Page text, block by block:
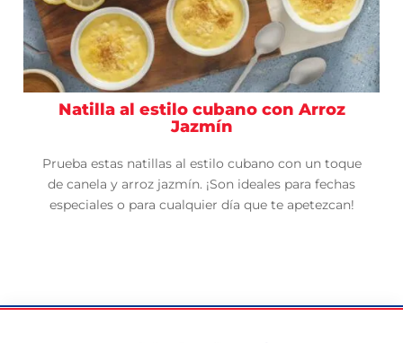
Natilla al estilo cubano con Arroz
Jazmín
Prueba estas natillas al estilo cubano con un toque
de canela y arroz jazmín. ¡Son ideales para fechas
especiales o para cualquier día que te apetezcan!